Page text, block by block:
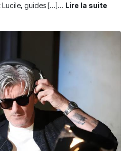
guides [...]... Lire la suite